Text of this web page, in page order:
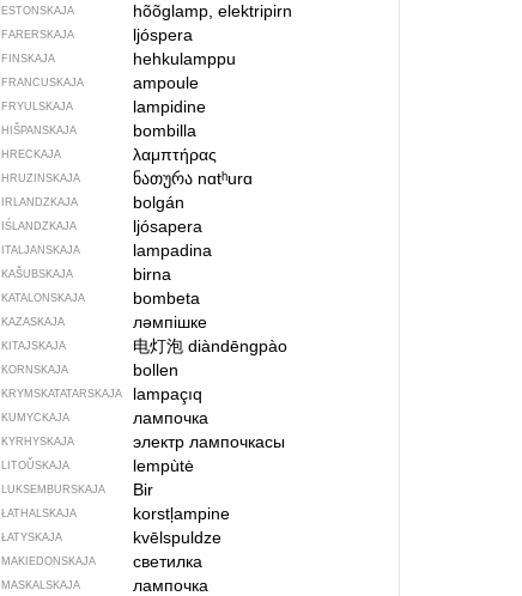
ESTONSKAJA hõõglamp, elektripirn
FARERSKAJA ljóspera
FINSKAJA hehkulamppu
FRANCUSKAJA ampoule
FRYULSKAJA lampidine
HIŠPANSKAJA bombilla
HRECKAJA λαμπτήρας
HRUZINSKAJA ნათურა nɑtʰurɑ
IRLANDZKAJA bolgán
IŚLANDZKAJA ljósapera
ITALJANSKAJA lampadina
KAŠUBSKAJA birna
KATALONSKAJA bombeta
KAZASKAJA ләмпішке
KITAJSKAJA 电灯泡diàndēngpào
KORNSKAJA bollen
KRYMSKA­TATARSKAJA lampaçıq
KUMYCKAJA лампочка
KYRHYSKAJA электр лампочкасы
LITOŬSKAJA lempùtė
LUKSEMBURSKAJA Bir
ŁATHALSKAJA korstļampine
ŁATYSKAJA kvēlspuldze
MAKIEDONSKAJA светилка
MASKALSKAJA лампочка